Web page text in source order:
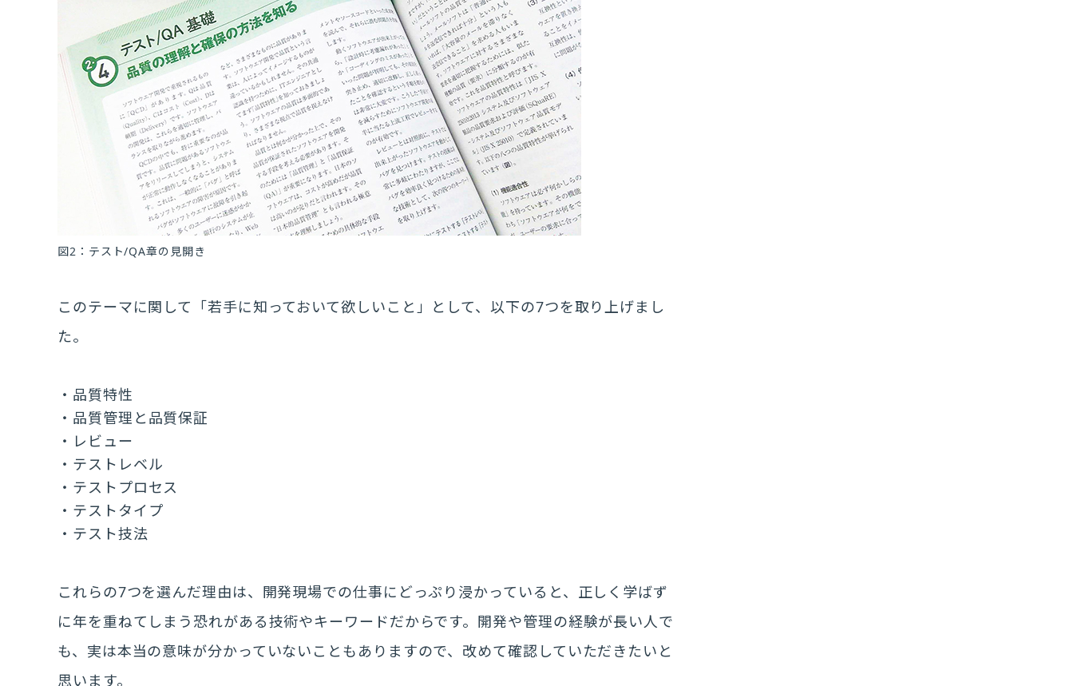
図2：テスト/QA章の見開き
このテーマに関して「若手に知っておいて欲しいこと」として、以下の7つを取り上げまし
た。
品質特性
品質管理と品質保証
レビュー
テストレベル
テストプロセス
テストタイプ
テスト技法
これらの7つを選んだ理由は、開発現場での仕事にどっぷり浸かっていると、正しく学ばず
に年を重ねてしまう恐れがある技術やキーワードだからです。開発や管理の経験が長い人で
も、実は本当の意味が分かっていないこともありますので、改めて確認していただきたいと
思います。